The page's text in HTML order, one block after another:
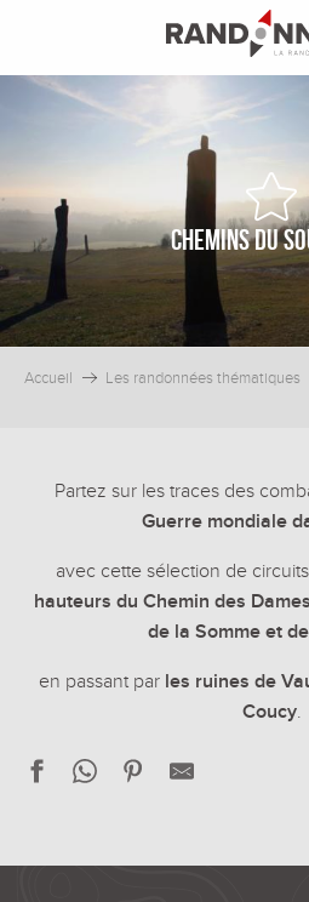
contenu
principal
Chemins du
Accueil Les randonnées thématiques
Partez sur les traces des
Guerre mondiale
avec cette sélection de
hauteurs du Chemin des Dames
de la Somme et
en passant par les ruines de
Coucy.